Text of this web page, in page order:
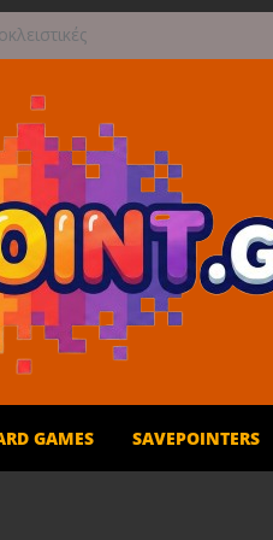
Dead:
PC
GAMES SAVEPOINTERS